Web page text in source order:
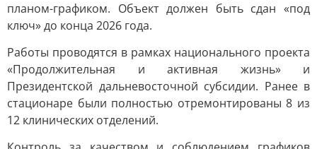
планом-графиком. Объект должен быть сдан «под
ключ» до конца 2026 года.
Работы проводятся в рамках национального проекта
«Продолжительная и активная жизнь» и
Президентской дальневосточной субсидии. Ранее в
стационаре были полностью отремонтированы 8 из
12 клинических отделений.